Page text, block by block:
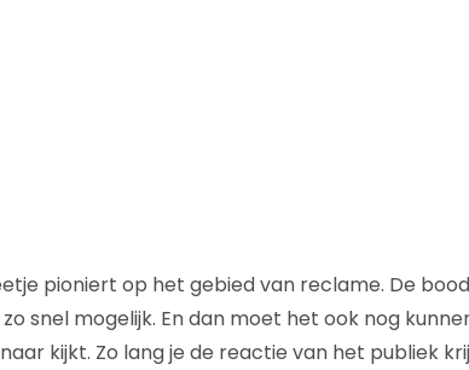
pioniert op het gebied van reclame. De
snel mogelijk. En dan moet het ook nog
kijkt. Zo lang je de reactie van het publiek